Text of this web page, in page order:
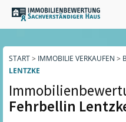
START> IMMOBILIE VERKAUFEN >
LENTZKE
Fehrbellin